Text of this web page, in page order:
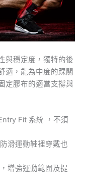
與穩定度，獨特的後
適，能為中度的踝關
定膠布的適當支撐與
Fit 系統 ，不須
滑運動鞋裡穿戴也
增強運動範圍及提